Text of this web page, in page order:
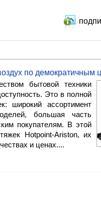
по демократичным
бытовой техники
Это в полной
широкий ассортимент
большая часть
покупателям. В этой
Hotpoint-Ariston, их
и ценах....